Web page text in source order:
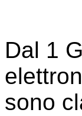
Dal 1
sono